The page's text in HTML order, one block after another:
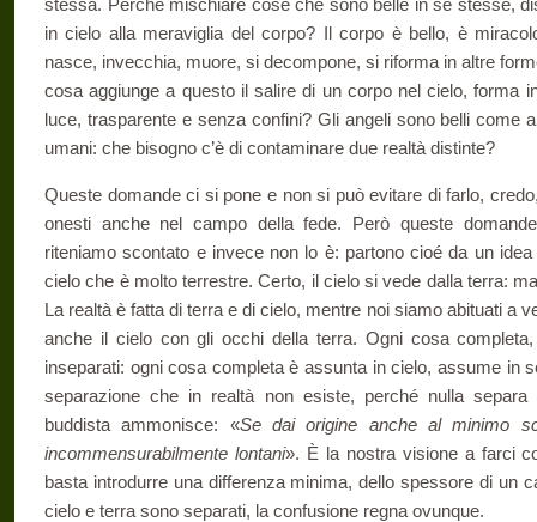
stessa. Perché mischiare cose che sono belle in se stesse,
in cielo alla meraviglia del corpo? Il corpo è bello, è
nasce, invecchia, muore, si decompone, si riforma in altre
cosa aggiunge a questo il salire di un corpo nel cielo, forma
luce, trasparente e senza confini? Gli angeli sono belli come
umani: che bisogno c’è di contaminare due realtà distinte?
Queste domande ci si pone e non si può evitare di farlo,
onesti anche nel campo della fede. Però queste
riteniamo scontato e invece non lo è: partono cioé da un
cielo che è molto terrestre. Certo, il cielo si vede dalla terra:
La realtà è fatta di terra e di cielo, mentre noi siamo abituati a
anche il cielo con gli occhi della terra. Ogni cosa
inseparati: ogni cosa completa è assunta in cielo, assume in
separazione che in realtà non esiste, perché nulla separa
buddista ammonisce: «Se dai origine anche al minimo
incommensurabilmente lontani». È la nostra visione a farci
basta introdurre una differenza minima, dello spessore di un
cielo e terra sono separati, la confusione regna ovunque.